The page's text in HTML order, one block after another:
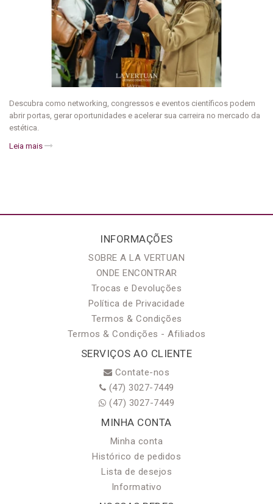
Descubra como networking, congressos e eventos científicos podem
abrir portas, gerar oportunidades e acelerar sua carreira no mercado da
estética.
Leia mais
INFORMAÇÕES
SOBRE A LA VERTUAN
ONDE ENCONTRAR
Trocas e Devoluções
Política de Privacidade
Termos & Condições
Termos & Condições - Afiliados
SERVIÇOS AO CLIENTE
Contate-nos
(47) 3027-7449
(47) 3027-7449
MINHA CONTA
Minha conta
Histórico de pedidos
Lista de desejos
Informativo